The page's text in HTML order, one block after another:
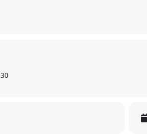
bekommen und wovon hängt